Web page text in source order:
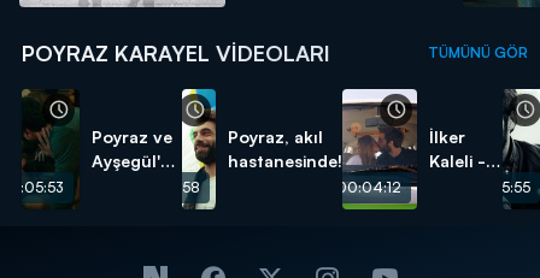
POYRAZ KARAYEL VIDEOLARI TÜMÜNÜ GÖR
00:05:53
Poyraz ve
Ayşegül'ün
00:05:58
Poyraz, akıl
hastanesinde!
00:04:12
İlker
Kaleli -
00:05:55